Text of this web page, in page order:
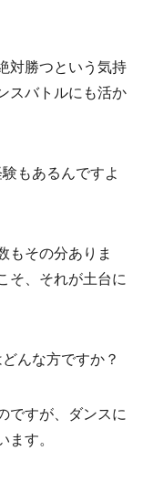
対勝つという気持
スバトルにも活か
もあるんですよ
その分ありま
そ、それが土台に
んな方ですか？
ですが、ダンスに
す。